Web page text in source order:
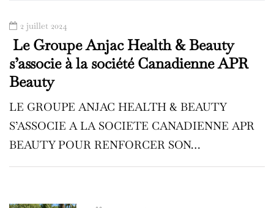
2 juillet 2024
Le Groupe Anjac Health & Beauty
s’associe à la société Canadienne APR
Beauty
LE GROUPE ANJAC HEALTH & BEAUTY
S’ASSOCIE A LA SOCIETE CANADIENNE APR
BEAUTY POUR RENFORCER SON…